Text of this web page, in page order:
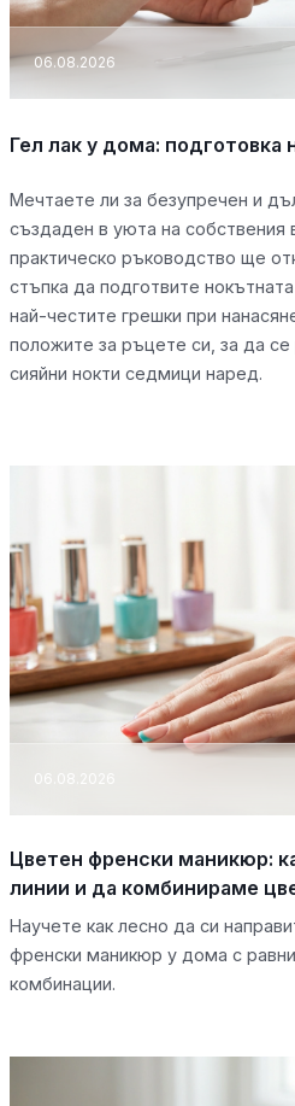
06.08.2026
Гел лак у дома: подготовка
Мечтаете ли за безупречен и
създаден в уюта на собствения
практическо ръководство ще
стъпка да подготвите
най-честите грешки при
положите за ръцете си, за да се
сияйни нокти седмици наред.
06.08.2026
Цветен френски маникюр:
линии и да комбинираме
Научете как лесно да си
френски маникюр у дома с
комбинации.